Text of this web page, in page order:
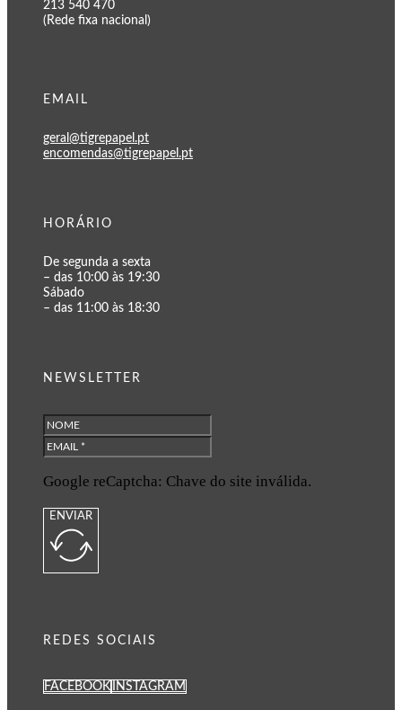
213 540 470
(Rede fixa nacional)
EMAIL
geral@tigrepapel.pt
encomendas@tigrepapel.pt
HORÁRIO
De segunda a sexta
– das 10:00 às 19:30
Sábado
– das 11:00 às 18:30
NEWSLETTER
Google reCaptcha: Chave do site inválida.
ENVIAR
REDES SOCIAIS
FACEBOOK INSTAGRAM